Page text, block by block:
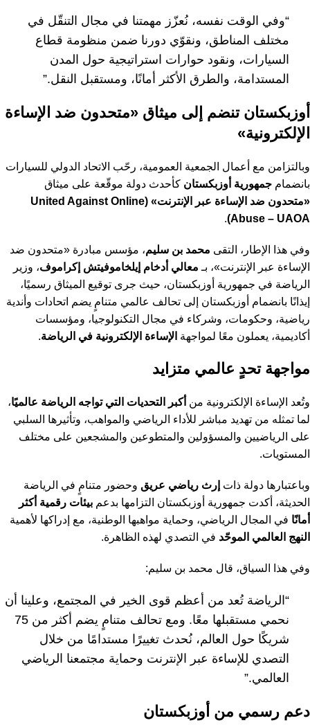
“وفي الوقت نفسه، نُعزّز مهمتنا في مجال التنقّل في
مختلف المناطق، ونقوّي دورنا ضمن منظومة قطاع
السيارات، ونقود حوارات استراتيجية حول المدن
المستدامة، والطرق الأكثر أمانًا، ومستقبل النقل.”
أوزبكستان تنضم إلى ميثاق «متحدون ضد الإساءة
الإلكترونية»
وبالتزامن مع أعمال الجمعية العمومية، رحّب الاتحاد الدولي للسيارات
بانضمام جمهورية أوزبكستان كأحدث دولة موقّعة على ميثاق
«متحدون ضد الإساءة عبر الإنترنت» (United Against Online
Abuse – UAOA)
.
وفي هذا الإطار، التقى محمد بن سليم، مؤسس مبادرة «متحدون ضد
الإساءة عبر الإنترنت»، بـ معالي أدخام إيلخاموفيتش إكراموف، وزير
الرياضة في جمهورية أوزبكستان، حيث جرى توقيع الميثاق رسميًا،
إيذانًا بانضمام أوزبكستان إلى تحالف عالمي متنامٍ يضم اتحادات وأندية
رياضية، وحكومات، وشركاء في مجال التكنولوجيا، ومؤسسات
أكاديمية، يعملون معًا لمواجهة الإساءة الإلكترونية في الرياضة.
مواجهة تحدٍ عالمي متزايد
وتُعد الإساءة الإلكترونية من أكبر التحديات التي تواجه الرياضة عالميًا،
لما تمثله من تهديد مباشر للأداء الرياضي والمواهب، وتأثيرها السلبي
على الرياضيين والمسؤولين والمتطوعين والمشجعين على مختلف
المستويات.
وباعتبارها دولة ذات إرث رياضي عريق وحضور متنامٍ في الرياضة
الحديثة، أكدت جمهورية أوزبكستان التزامها بدعم بيئات رقمية أكثر
أمانًا في المجال الرياضي، وحماية مواهبها الوطنية، مع إدراكها لأهمية
النهج العالمي الموحّد في التصدي لهذه الظاهرة.
وفي هذا السياق، قال محمد بن سليم:
“الرياضة تُعد من أعظم قوى الخير في المجتمع، وعلينا أن
نحمي مستقبلها معًا. ومع تحالف متنامٍ يضم أكثر من 75
شريكًا حول العالم، نُحدث تغييرًا مستدامًا من خلال
التصدي للإساءة عبر الإنترنت وحماية مجتمعنا الرياضي
العالمي.”
دعم رسمي من أوزبكستان